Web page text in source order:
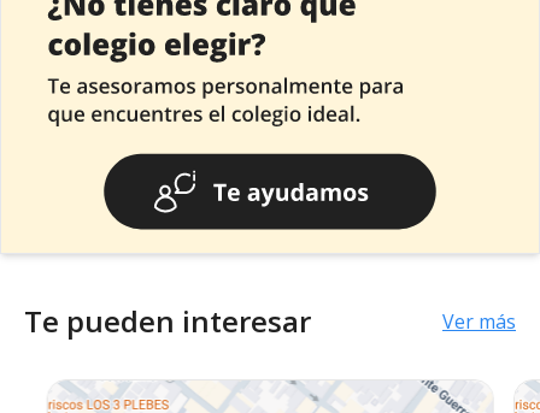
Te pueden interesar Ver más